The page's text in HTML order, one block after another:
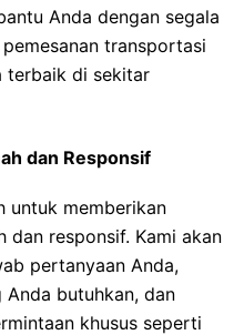
Anda dengan segala
transportasi
terbaik di sekitar
dan Responsif
untuk memberikan
dan responsif. Kami akan
pertanyaan Anda,
butuhkan, dan
khusus seperti